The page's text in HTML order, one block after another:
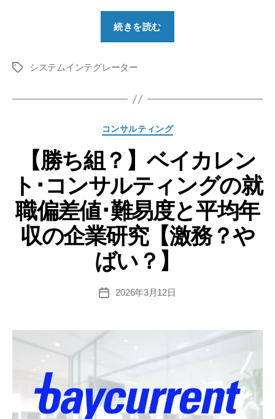
続きを読む
ソ
ー
シ
ョ
ン
ズ
の
就
差
難
易
平
均
タ
システムインテグレーター
カ
ー
コンサルティング
【勝ち組？】ベイカレン
ト･コンサルティングの就
職偏差値･難易度と平均年
収の企業研究【激務？や
ばい？】
投
2026年3月12日